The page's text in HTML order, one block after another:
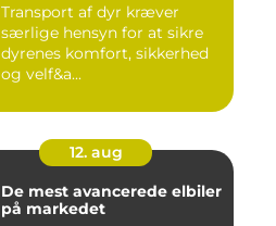
Transport af dyr kræver
særlige hensyn for at sikre
dyrenes komfort, sikkerhed
og velf&a...
12. aug
De mest avancerede elbiler
på markedet